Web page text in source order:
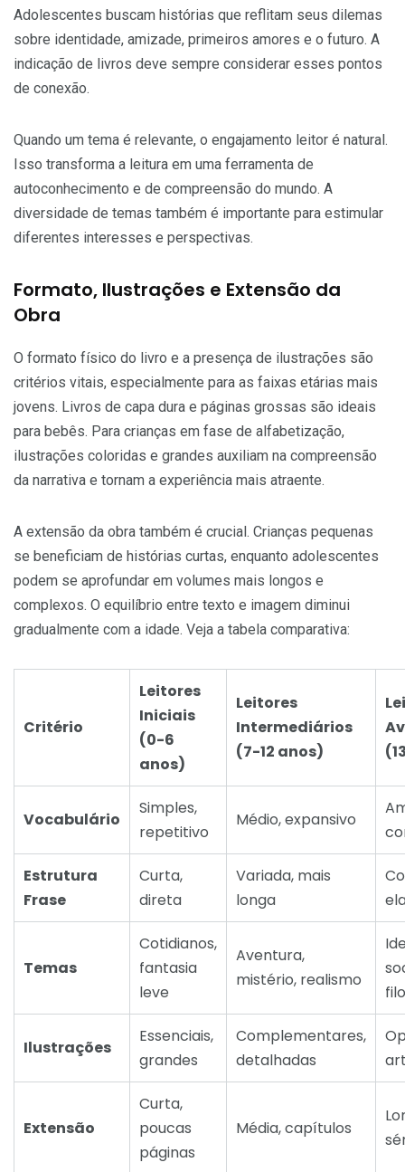
Adolescentes buscam histórias que reflitam seus dilemas
sobre identidade, amizade, primeiros amores e o futuro. A
indicação de livros deve sempre considerar esses pontos
de conexão.
Quando um tema é relevante, o engajamento leitor é natural.
Isso transforma a leitura em uma ferramenta de
autoconhecimento e de compreensão do mundo. A
diversidade de temas também é importante para estimular
diferentes interesses e perspectivas.
Formato, Ilustrações e Extensão da
Obra
O formato físico do livro e a presença de ilustrações são
critérios vitais, especialmente para as faixas etárias mais
jovens. Livros de capa dura e páginas grossas são ideais
para bebês. Para crianças em fase de alfabetização,
ilustrações coloridas e grandes auxiliam na compreensão
da narrativa e tornam a experiência mais atraente.
A extensão da obra também é crucial. Crianças pequenas
se beneficiam de histórias curtas, enquanto adolescentes
podem se aprofundar em volumes mais longos e
complexos. O equilíbrio entre texto e imagem diminui
gradualmente com a idade. Veja a tabela comparativa:
Critério
Leitores
Iniciais
(0-6
anos)
Leitores
Intermediários
(7-12 anos)
Vocabulário
Simples,
repetitivo
Médio, expansivo
Estrutura
Frase
Curta,
direta
Variada, mais
longa
Temas
Cotidianos,
fantasia
leve
Aventura,
mistério, realismo
Ilustrações
Essenciais,
grandes
Complementares,
detalhadas
Extensão
Curta,
poucas
páginas
Média, capítulos